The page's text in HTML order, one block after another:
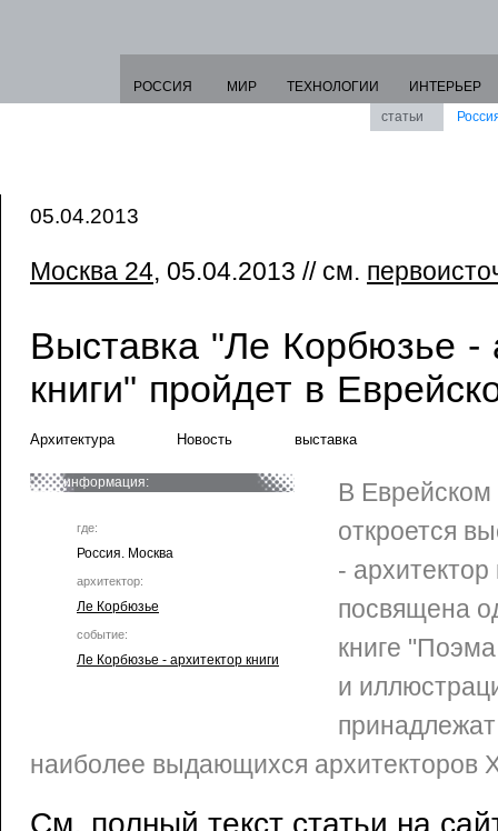
РОССИЯ МИР ТЕХНОЛОГИИ
ИНТЕРЬЕР
статьи
05.04.2013
Москва 24, 05.04.2013 // см.
Выставка "Ле Корбюзье -
книги" пройдет в
Архитектура Новость выставка
информация:
где:
Россия. Москва
архитектор:
Ле Корбюзье
событие:
Ле Корбюзье - архитектор книги
В Еврейском
откроется
- архитектор
посвящена
книге
и
наиболее выдающихся архитекторов
См. полный текст статьи на